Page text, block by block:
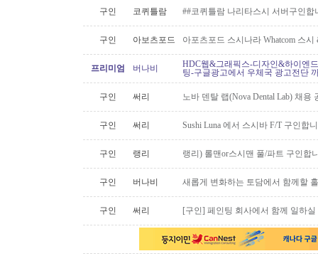
구인 코퀴틀람 ##코퀴틀람 나리타스시 서버구인합
구인 아보츠포드 아포츠포드 스시나라 Whatcom 스
프리미엄 버나비
HDC웹&그래픽스-디자인&하이엔
팅-구글광고에서 우체국 광고전단
구인 써리 노바 덴탈 랩(Nova Dental Lab) 채용
구인 써리 Sushi Luna 에서 스시바 F/T 구인합
구인 랭리 랭리) 롤맨or스시맨 풀/파트 구인합
구인 버나비 새롭게 변화하는 토담에서 함께할
구인 써리 [구인] 페인팅 회사에서 함께 일하